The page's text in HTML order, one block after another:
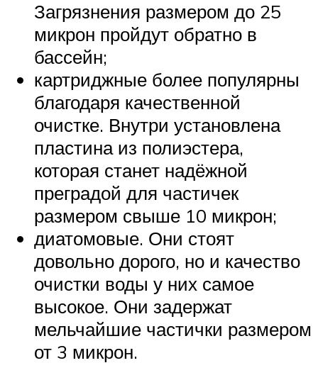
Загрязнения размером до 25
микрон пройдут обратно в
бассейн;
картриджные более популярны
благодаря качественной
очистке. Внутри установлена
пластина из полиэстера,
которая станет надёжной
преградой для частичек
размером свыше 10 микрон;
диатомовые. Они стоят
довольно дорого, но и качество
очистки воды у них самое
высокое. Они задержат
мельчайшие частички размером
от 3 микрон.